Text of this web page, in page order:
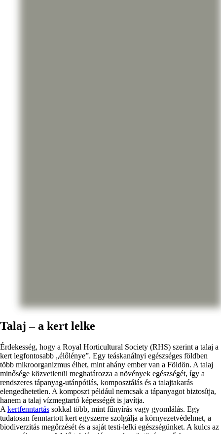
Talaj – a kert lelke
Érdekesség, hogy a Royal Horticultural Society (RHS) szerint a talaj a
kert legfontosabb „élőlénye”. Egy teáskanálnyi egészséges földben
több mikroorganizmus élhet, mint ahány ember van a Földön. A talaj
minősége közvetlenül meghatározza a növények egészségét, így a
rendszeres tápanyag-utánpótlás, komposztálás és a talajtakarás
elengedhetetlen. A komposzt például nemcsak a tápanyagot biztosítja,
hanem a talaj vízmegtartó képességét is javítja.
A kertfenntartás sokkal több, mint fűnyírás vagy gyomlálás. Egy
tudatosan fenntartott kert egyszerre szolgálja a környezetvédelmet, a
biodiverzitás megőrzését és a saját testi-lelki egészségünket. A kulcs az